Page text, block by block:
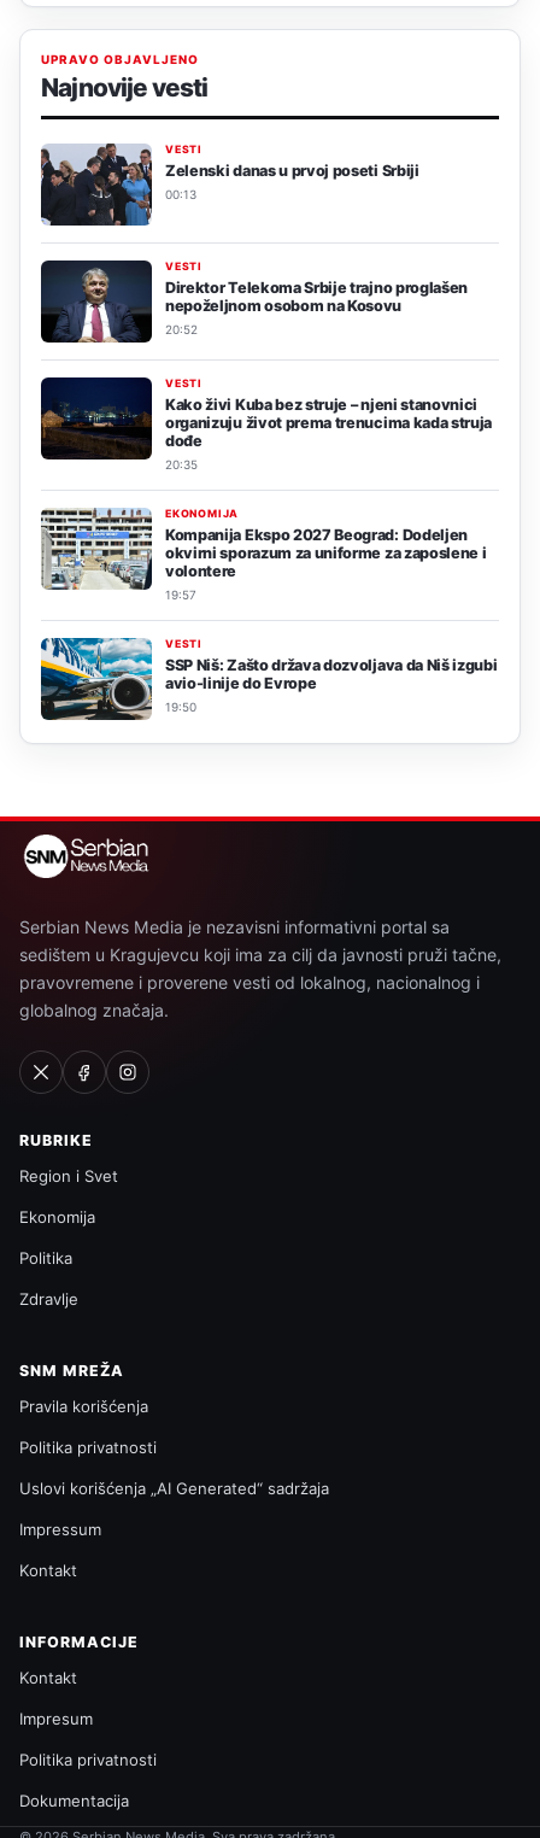
UPRAVO OBJAVLJENO
Najnovije vesti
VESTI
Zelenski danas u prvoj poseti Srbiji
00:13
VESTI
Direktor Telekoma Srbije trajno proglašen
nepoželjnom osobom na Kosovu
20:52
VESTI
Kako živi Kuba bez struje – njeni stanovnici
organizuju život prema trenucima kada struja
dođe
20:35
EKONOMIJA
Kompanija Ekspo 2027 Beograd: Dodeljen
okvirni sporazum za uniforme za zaposlene i
volontere
19:57
VESTI
SSP Niš: Zašto država dozvoljava da Niš izgubi
avio-linije do Evrope
19:50
Serbian News Media je nezavisni informativni portal sa
sedištem u Kragujevcu koji ima za cilj da javnosti pruži tačne,
pravovremene i proverene vesti od lokalnog, nacionalnog i
globalnog značaja.
RUBRIKE
Region i Svet
Ekonomija
Politika
Zdravlje
SNM MREŽA
Pravila korišćenja
Politika privatnosti
Uslovi korišćenja „AI Generated“ sadržaja
Impressum
Kontakt
INFORMACIJE
Kontakt
Impresum
Politika privatnosti
Dokumentacija